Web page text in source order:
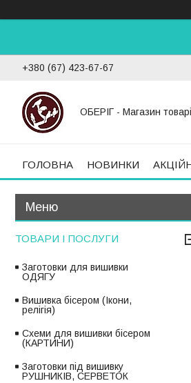
+380 (67) 423-67-67
ОБЕРІГ - Магазин
ГОЛОВНА НОВИНКИ
ТОВАРИ І ПОСЛУГИ
Заготовки для вишивки
ОДЯГУ
Вишивка бісером (Ікони,
релігія)
Схеми для вишивки бісером
(КАРТИНИ)
Заготовки під вишивку
РУШНИКІВ, СЕРВЕТОК